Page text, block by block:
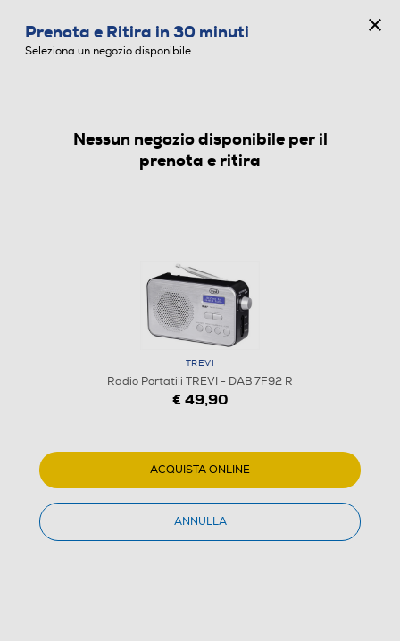
RADIO PORTATILI
3
TREVI - DAB 7F92 R
Dettagli Prodotto Confronta
Prenota e Ritira in 30 minuti
Seleziona un negozio disponibile
Nessun negozio disponibile per il
prenota e ritira
TREVI
Radio Portatili TREVI - DAB 7F92 R
€ 49,90
ACQUISTA ONLINE
ANNULLA